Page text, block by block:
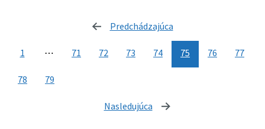
Predchádzajúca
1 ⋯ 71 72 73 74 75 76 77
78 79
Nasledujúca stránka